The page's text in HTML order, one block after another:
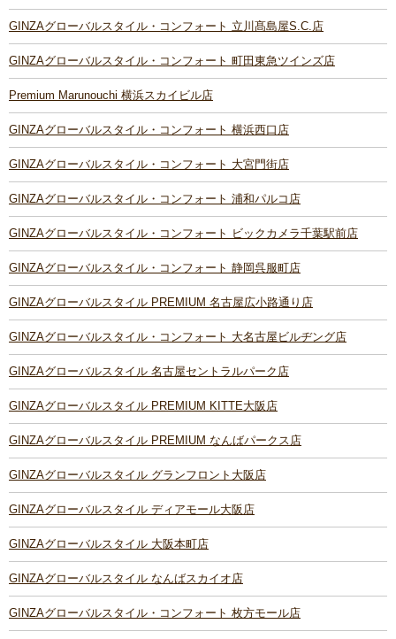
GINZAグローバルスタイル・コンフォート 立川髙島屋S.C.店
GINZAグローバルスタイル・コンフォート 町田東急ツインズ店
Premium Marunouchi 横浜スカイビル店
GINZAグローバルスタイル・コンフォート 横浜西口店
GINZAグローバルスタイル・コンフォート 大宮門街店
GINZAグローバルスタイル・コンフォート 浦和パルコ店
GINZAグローバルスタイル・コンフォート ビックカメラ千葉駅前店
GINZAグローバルスタイル・コンフォート 静岡呉服町店
GINZAグローバルスタイル PREMIUM 名古屋広小路通り店
GINZAグローバルスタイル・コンフォート 大名古屋ビルヂング店
GINZAグローバルスタイル 名古屋セントラルパーク店
GINZAグローバルスタイル PREMIUM KITTE大阪店
GINZAグローバルスタイル PREMIUM なんばパークス店
GINZAグローバルスタイル グランフロント大阪店
GINZAグローバルスタイル ディアモール大阪店
GINZAグローバルスタイル 大阪本町店
GINZAグローバルスタイル なんばスカイオ店
GINZAグローバルスタイル・コンフォート 枚方モール店